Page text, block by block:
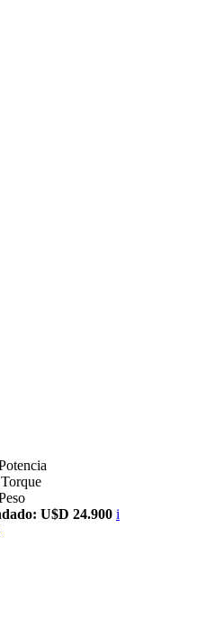
Torque
U$D 24.900 i